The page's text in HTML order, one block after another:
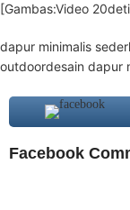
[Gambas:Video
dapur minimalis
outdoordesain dapur
Facebook